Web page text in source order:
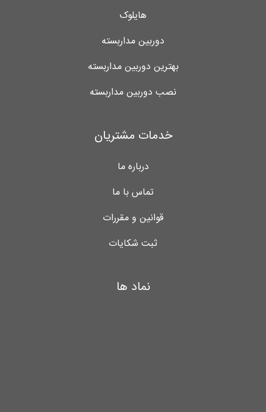
هایلوک
دوربین مداربسته
بهترین دوربین مداربسته
نصب دوربین مداربسته
خدمات مشتریان
درباره ما
تماس با ما
قوانین و مقررات
ثبت شکایات
نماد ها